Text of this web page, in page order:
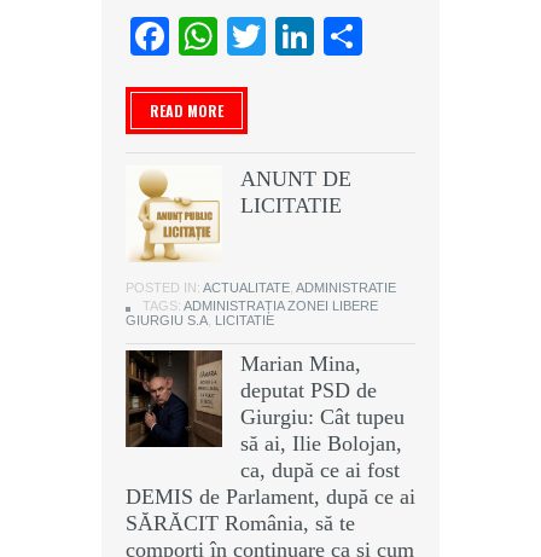
Facebook
WhatsApp
TwitterLinkedIn
READ MORE
ANUNT DE
LICITATIE
POSTED IN: ACTUALITATE, ADMINISTRATIE
TAGS: ADMINISTRAȚIA ZONEI LIBERE
GIURGIU S.A, LICITATIE
Marian Mina,
deputat PSD de
Giurgiu: Cât tupeu
să ai, Ilie Bolojan,
ca, după ce ai fost
DEMIS de Parlament, după ce ai
SĂRĂCIT România, să te
comporți în continuare ca și cum